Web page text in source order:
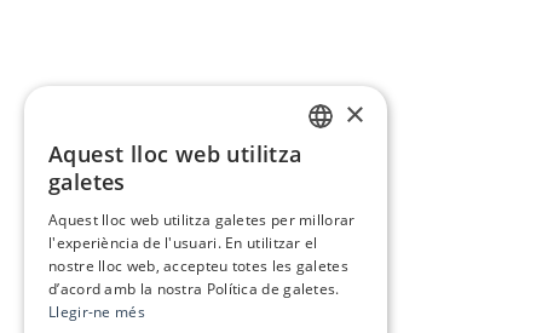
×
Aquest lloc web utilitza
galetes
Aquest lloc web utilitza galetes per millorar
l'experiència de l'usuari. En utilitzar el
nostre lloc web, accepteu totes les galetes
d’acord amb la nostra Política de galetes.
Llegir-ne més